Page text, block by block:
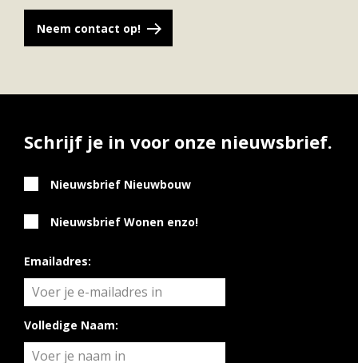
Rijnhuizen en het park dat rondom het Fort ligt.
Een historisch stukje Nieuwegein waar mooie
Neem contact op!
Schrijf je in voor onze nieuwsbrief.
Nieuwsbrief Nieuwbouw
Nieuwsbrief Wonen enzo!
Emailadres:
Volledige Naam: